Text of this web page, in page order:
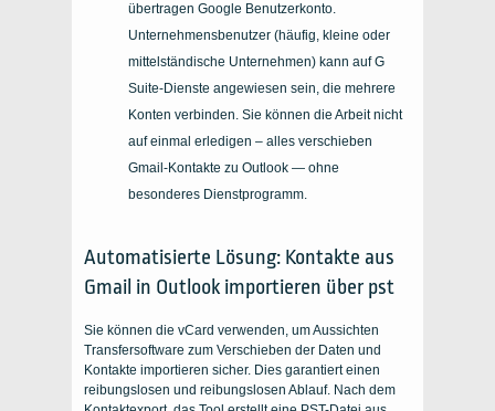
übertragen Google Benutzerkonto
Unternehmensbenutzer (häufig, kleine oder
mittelständische Unternehmen) kann auf G
Suite-Dienste angewiesen sein, die mehrere
Konten verbinden. Sie können die Arbeit nicht
auf einmal erledigen – alles verschieben
Gmail-Kontakte zu Outlook — ohne
besonderes Dienstprogramm.
Automatisierte Lösung: Kontakte aus
Gmail in Outlook importieren über pst
Sie können die vCard verwenden, umAussichten
Transfersoftware zum Verschieben der Daten und
Kontakte importieren sicher. Dies garantiert einen
reibungslosen und reibungslosen Ablauf. Nach dem